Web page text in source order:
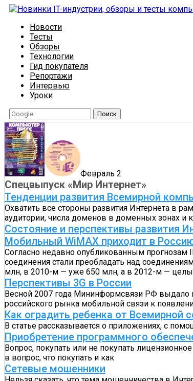
Новости
Тесты
Обзоры
Технологии
Гид покупателя
Репортажи
Интервью
Уроки
Поиск
Февраль 2
Спецвыпуск «Мир Интернет»
Тенденции развития Всемирной
Охватить все стороны развития Интернета в
аудитории, числа доменов в доменных зонах и
Состояние и перспективы развития
Мобильный WiMAX приходит в
Согласно недавно опубликованным прогнозам
соединения стали преобладать над
млн, в 2010-м — уже 650 млн, а в 2012-м —
Перспективы 3G в России
Весной 2007 года Мининформсвязи РФ выдало
российского рынка мобильной связи к
Как оградить ребенка от Всемирной
В статье рассказывается о приложениях, с
Приобретение программного
Вопрос, покупать или не покупать
в вопрос, что покупать и как
Сетевые мошенники